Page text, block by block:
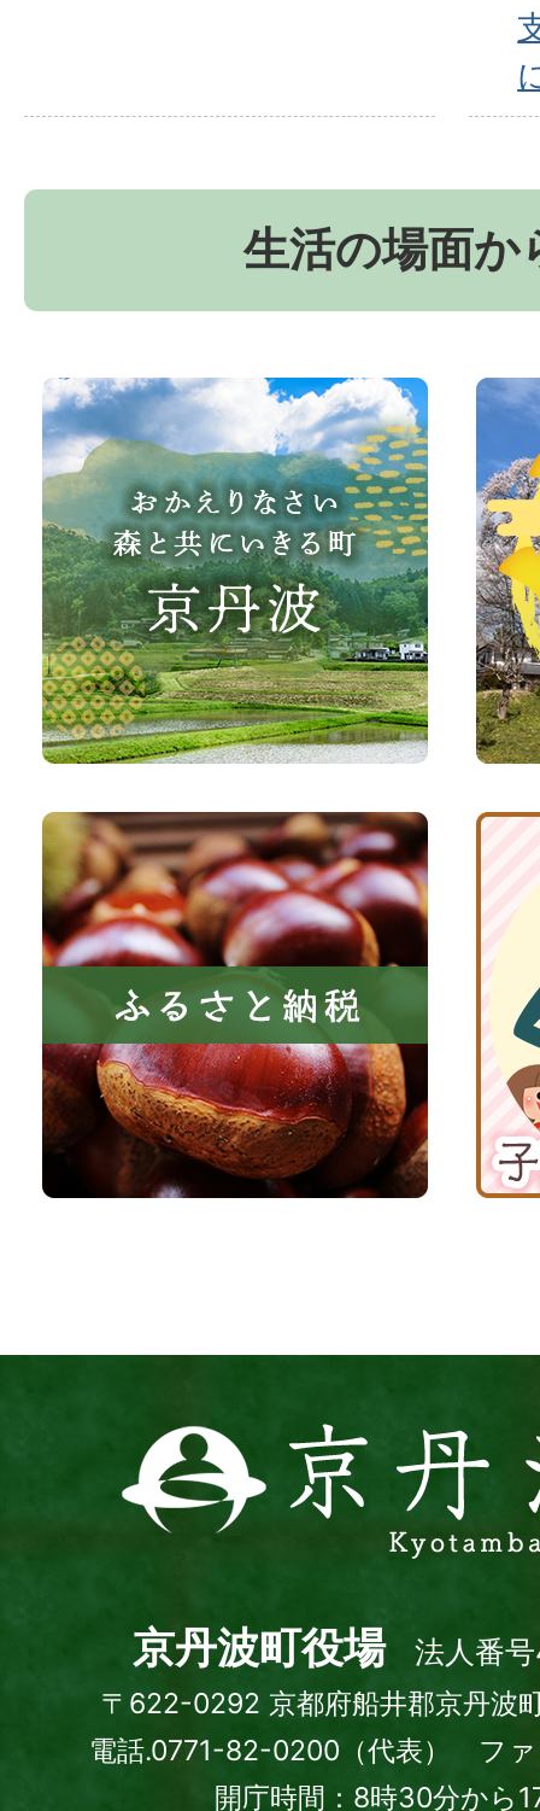
生活の場面か
お
か
え
り
な
さ
い、
森
共
に
い
き
町
京
京
波
町
観
光
サ
イ
ふ
る
さ
と
税
京
波
子
育
て
応
援
丹
波
town
京丹波町役場 法人番
〒622-0292 京都府船井郡京丹波
電話.0771-82-0200（代表） フ
開庁時間：8時30分から